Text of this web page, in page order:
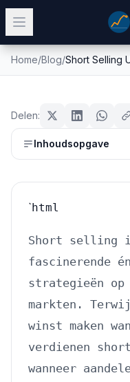
Home/Blog/Short Selling
Startgids
2 maart 202622min
Delen:
Inhoudsopgave
`html
Short selling
fascinerende
strategieën
markten.
winst maken
verdienen
wanneer